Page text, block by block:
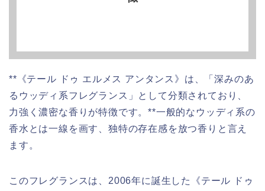
**《テール ドゥ エルメス アンタンス》は、「深みのあ
るウッディ系フレグランス」として分類されており、
力強く濃密な香りが特徴です。**一般的なウッディ系の
香水とは一線を画す、独特の存在感を放つ香りと言え
ます。
このフレグランスは、2006年に誕生した《テール ドゥ